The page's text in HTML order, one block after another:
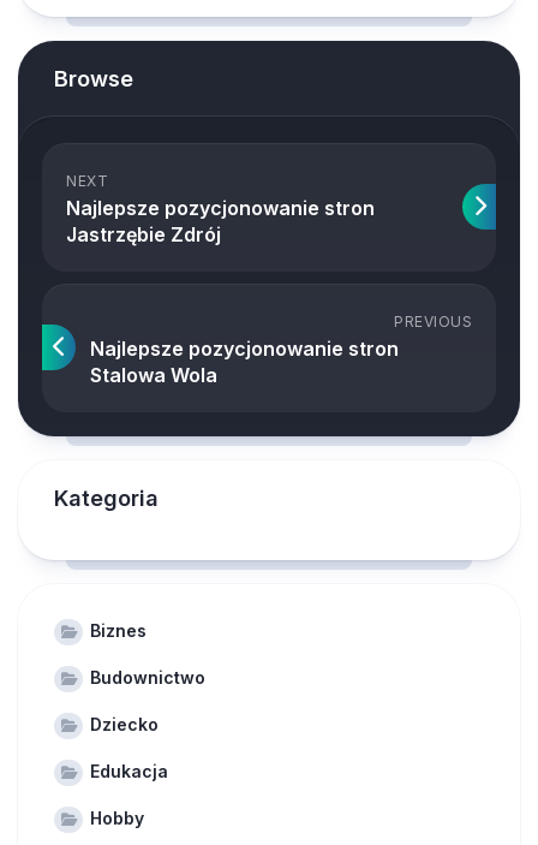
Browse
NEXT
Najlepsze pozycjonowanie stron
Jastrzębie Zdrój
PREVIOUS
Najlepsze pozycjonowanie stron
Stalowa Wola
Kategoria
Biznes
Budownictwo
Dziecko
Edukacja
Hobby